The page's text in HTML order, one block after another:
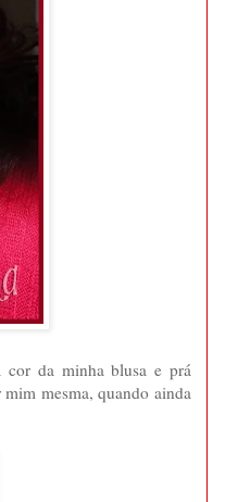
cor da minha blusa e prá
mesma, quando ainda